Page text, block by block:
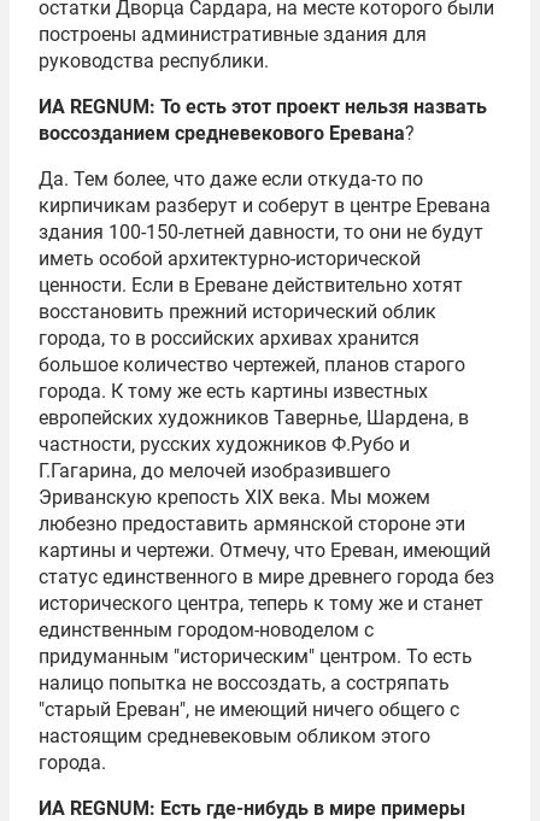
остатки Дворца Сардара, на месте которого были
построены административные здания для
руководства республики.
ИА REGNUM: То есть этот проект нельзя назвать
воссозданием средневекового Еревана?
Да. Тем более, что даже если откуда-то по
кирпичикам разберут и соберут в центре Еревана
здания 100-150-летней давности, то они не будут
иметь особой архитектурно-исторической
ценности. Если в Ереване действительно хотят
восстановить прежний исторический облик
города, то в российских архивах хранится
большое количество чертежей, планов старого
города. К тому же есть картины известных
европейских художников Тавернье, Шардена, в
частности, русских художников Ф.Рубо и
Г.Гагарина, до мелочей изобразившего
Эриванскую крепость XIX века. Мы можем
любезно предоставить армянской стороне эти
картины и чертежи. Отмечу, что Ереван, имеющий
статус единственного в мире древнего города без
исторического центра, теперь к тому же и станет
единственным городом-новоделом с
придуманным "историческим" центром. То есть
налицо попытка не воссоздать, а состряпать
"старый Ереван", не имеющий ничего общего с
настоящим средневековым обликом этого
города.
ИА REGNUM: Есть где-нибудь в мире примеры